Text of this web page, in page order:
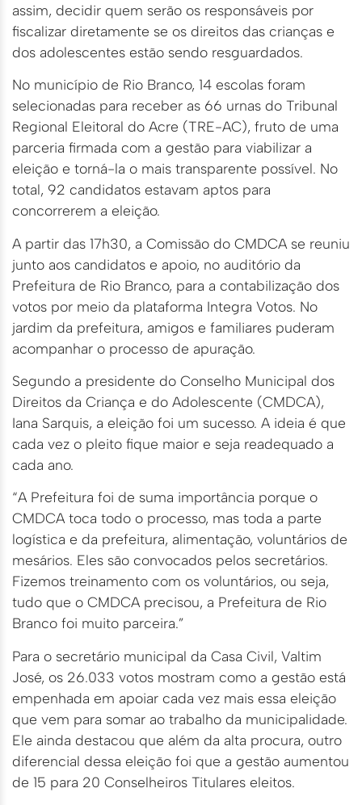
assim, decidir quem serão os responsáveis por
fiscalizar diretamente se os direitos das crianças e
dos adolescentes estão sendo resguardados.
No município de Rio Branco, 14 escolas foram
selecionadas para receber as 66 urnas do Tribunal
Regional Eleitoral do Acre (TRE-AC), fruto de uma
parceria firmada com a gestão para viabilizar a
eleição e torná-la o mais transparente possível. No
total, 92 candidatos estavam aptos para
concorrerem a eleição.
A partir das 17h30, a Comissão do CMDCA se reuniu
junto aos candidatos e apoio, no auditório da
Prefeitura de Rio Branco, para a contabilização dos
votos por meio da plataforma Integra Votos. No
jardim da prefeitura, amigos e familiares puderam
acompanhar o processo de apuração.
Segundo a presidente do Conselho Municipal dos
Direitos da Criança e do Adolescente (CMDCA),
Iana Sarquis, a eleição foi um sucesso. A ideia é que
cada vez o pleito fique maior e seja readequado a
cada ano.
“A Prefeitura foi de suma importância porque o
CMDCA toca todo o processo, mas toda a parte
logística e da prefeitura, alimentação, voluntários de
mesários. Eles são convocados pelos secretários.
Fizemos treinamento com os voluntários, ou seja,
tudo que o CMDCA precisou, a Prefeitura de Rio
Branco foi muito parceira.”
Para o secretário municipal da Casa Civil, Valtim
José, os 26.033 votos mostram como a gestão está
empenhada em apoiar cada vez mais essa eleição
que vem para somar ao trabalho da municipalidade.
Ele ainda destacou que além da alta procura, outro
diferencial dessa eleição foi que a gestão aumentou
de 15 para 20 Conselheiros Titulares eleitos.